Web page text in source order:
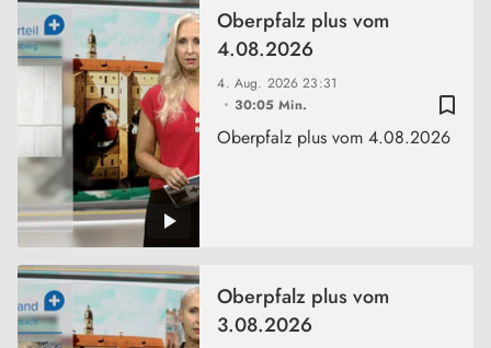
bookmark_border
4. Aug. 202623:31
30:05 Min.
Oberpfalz plus vom
4.08.2026
Oberpfalz plus vom 4.08.2026
Oberpfalz plus vom
3.08.2026